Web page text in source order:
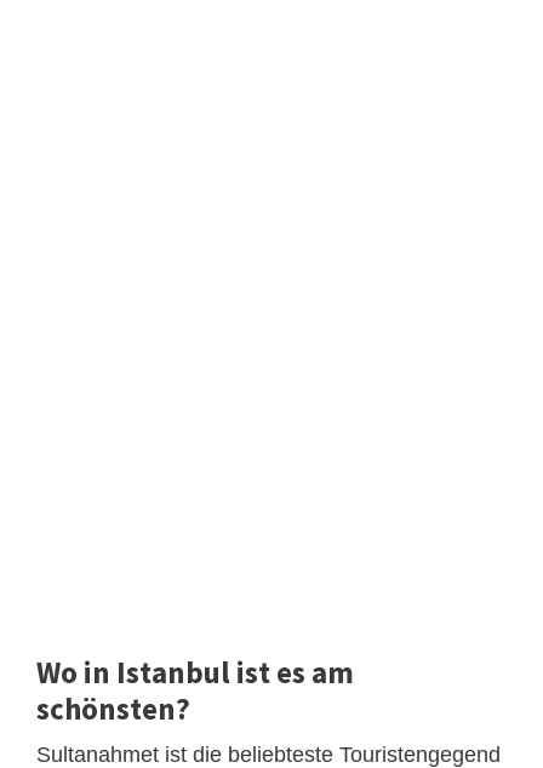
Wo in Istanbul ist es am
schönsten?
Sultanahmet ist die beliebteste Touristengegend